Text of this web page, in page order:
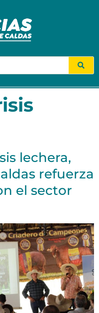
lechera,
refuerza
el sector